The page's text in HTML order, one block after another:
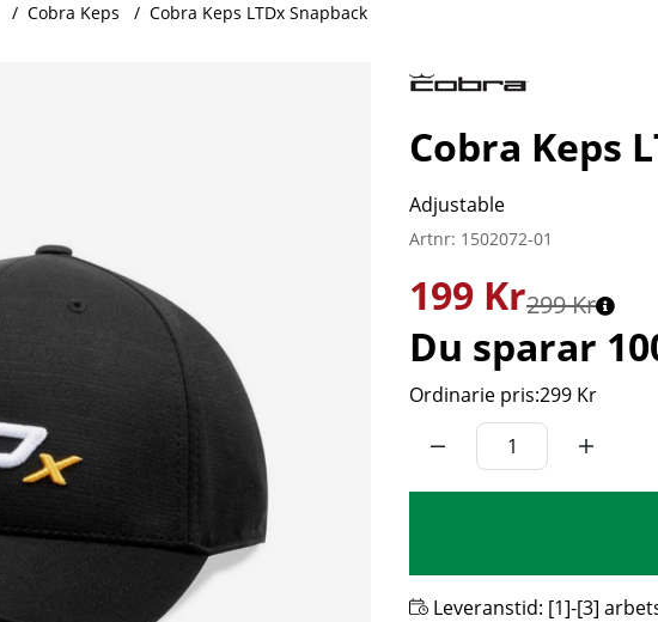
Cobra Keps Cobra Keps LTDx Snapback
Cobra Keps
Adjustable
Artnr: 1502072-01
199 Kr299 Kr
Du sparar
Ordinarie pris:299 Kr
Leveranstid: [1]-[3]